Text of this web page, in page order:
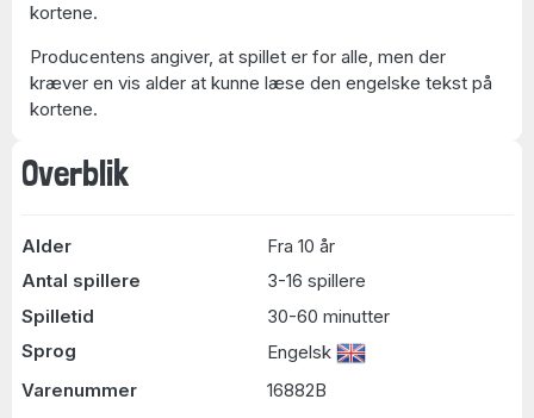
Overblik
Alder
Fra 10 år
Antal spillere
3-16 spillere
Spilletid
30-60 minutter
Sprog
Engelsk
Varenummer
16882B
kortene.
Producentens angiver, at spillet er for alle, men der
kræver en vis alder at kunne læse den engelske tekst på
kortene.